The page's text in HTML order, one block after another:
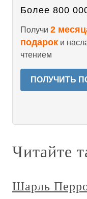
Более 800
Получи 2
подарок и
чтением
ПОЛУЧИТЬ
Читайте
Шарль